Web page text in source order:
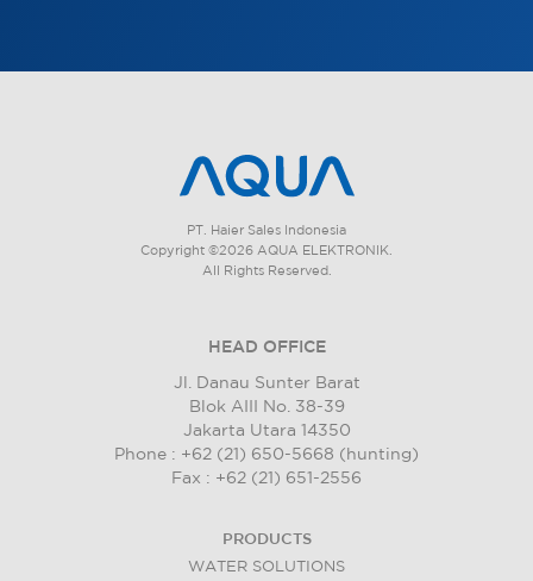
PT. Haier Sales Indonesia
Copyright ©2026 AQUA ELEKTRONIK.
All Rights Reserved.
HEAD OFFICE
Jl. Danau Sunter Barat
Blok AIII No. 38-39
Jakarta Utara 14350
Phone : +62 (21) 650-5668 (hunting)
Fax : +62 (21) 651-2556
PRODUCTS
WATER SOLUTIONS